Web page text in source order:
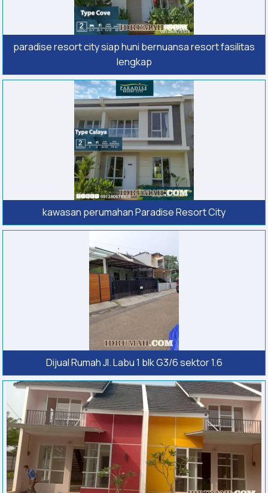
paradise resort city siap huni bernuansa resort fasilitas
lengkap
kawasan perumahan Paradise Resort City
Dijual Rumah Jl. Labu 1 blk G3/6 sektor 1.6